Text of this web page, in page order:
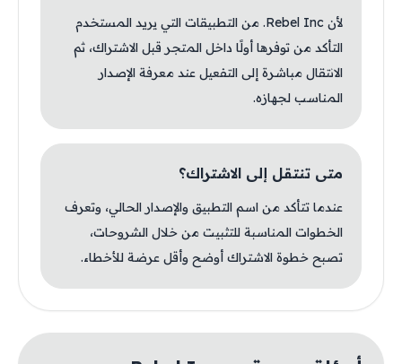
لأن Rebel Inc. من التطبيقات التي يريد المستخدم
التأكد من توفرها أولًا داخل المتجر قبل الاشتراك، ثم
الانتقال مباشرة إلى التفعيل عند معرفة الإصدار
المناسب لجهازه.
متى تنتقل إلى الاشتراك؟
عندما تتأكد من اسم التطبيق والإصدار الحالي، وتعرف
الخطوات المناسبة للتثبيت من خلال الشروحات،
تصبح خطوة الاشتراك أوضح وأقل عرضة للأخطاء.